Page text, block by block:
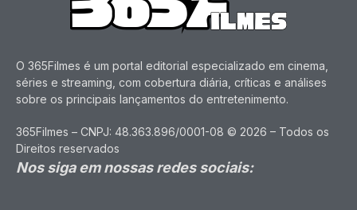
O 365Filmes é um portal editorial especializado em cinema,
séries e streaming, com cobertura diária, críticas e análises
sobre os principais lançamentos do entretenimento.
365Filmes – CNPJ: 48.363.896/0001-08 © 2026 – Todos os
Direitos reservados
Nos siga em nossas redes sociais: